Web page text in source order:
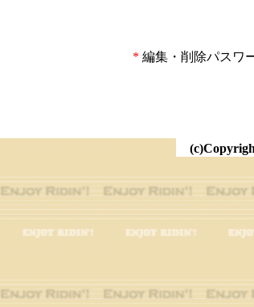
* 編集・削除パスワ